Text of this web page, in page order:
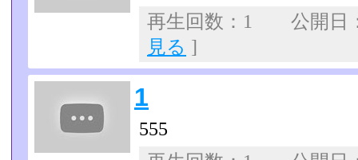
再生回数：1 公開
見る ]
1
555